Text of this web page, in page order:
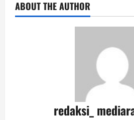
ABOUT THE AUTHOR
redaksi_